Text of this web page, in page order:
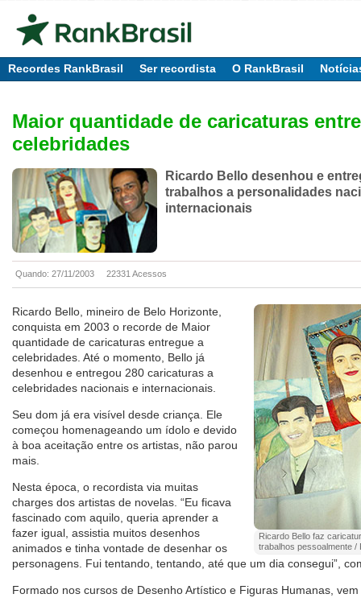
Recordes RankBrasil Ser recordista O RankBrasil
Maior quantidade de caricaturas
celebridades
Ricardo Bello desenhou e
trabalhos a personalidades
internacionais
Quando: 27/11/2003 22331 Acessos
Ricardo Bello faz
trabalhos pessoalmente /
Ricardo Bello, mineiro de Belo Horizonte,
conquista em 2003 o recorde de Maior
quantidade de caricaturas entregue a
celebridades. Até o momento, Bello já
desenhou e entregou 280 caricaturas a
celebridades nacionais e internacionais.
Seu dom já era visível desde criança. Ele
começou homenageando um ídolo e devido
à boa aceitação entre os artistas, não parou
mais.
Nesta época, o recordista via muitas
charges dos artistas de novelas. “Eu ficava
fascinado com aquilo, queria aprender a
fazer igual, assistia muitos desenhos
animados e tinha vontade de desenhar os
personagens. Fui tentando, tentando, até que um dia consegui”,
Formado nos cursos de Desenho Artístico e Figuras Humanas,